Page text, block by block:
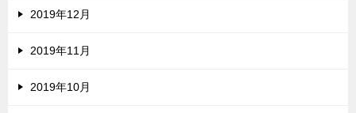
2019年12月
2019年11月
2019年10月